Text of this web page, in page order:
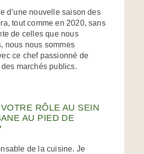
d’une nouvelle saison des
tout comme en 2020, sans
de celles que nous
nous nous sommes
ce chef passionné de
marchés publics.
RÔLE AU SEIN
AU PIED DE
de la cuisine. Je